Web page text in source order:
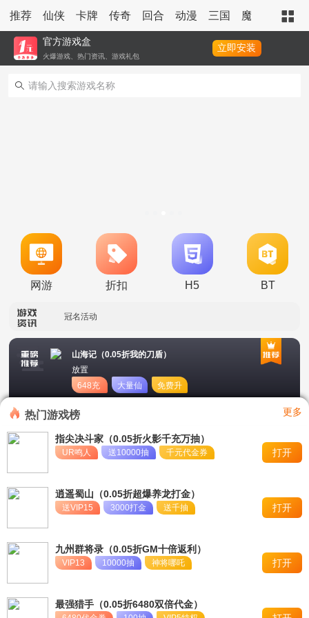
推荐 仙侠 卡牌 传奇 回合 动漫 三国 魔幻 策略
官方游戏盒
火爆游戏、热门资讯、游戏礼包
立即安装
网游 折扣 H5 BT
转游活动
新区首日十倍超值返利
冠名活动
山海记（0.05折我的刀盾）
放置
648充
值卡
大量仙
玉
免费升
星
热门游戏榜 更多
指尖决斗家（0.05折火影千充万抽）
UR鸣人 送10000抽 千元代金券 打开
逍遥蜀山（0.05折超爆养龙打金）
送VIP15 3000打金 送千抽 打开
九州群将录（0.05折GM十倍返利）
VIP13 10000抽 神将哪吒 打开
最强猎手（0.05折6480双倍代金）